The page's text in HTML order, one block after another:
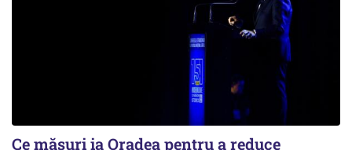
Ce măsuri ia Oradea pentru a reduce